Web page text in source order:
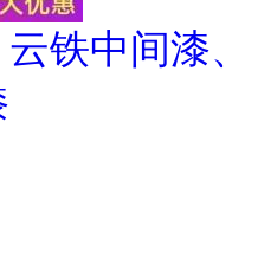
铁中间漆、